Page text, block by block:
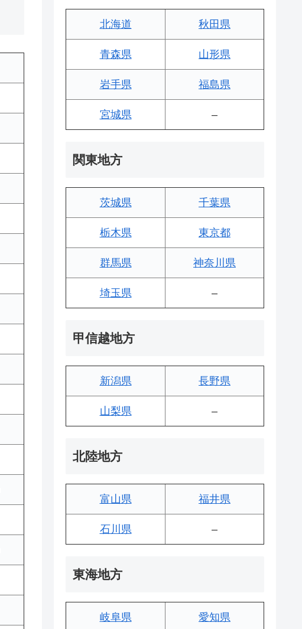
北海道 秋田県
青森県 山形県
岩手県 福島県
宮城県 –
関東地方
茨城県 千葉県
栃木県 東京都
群馬県 神奈川県
埼玉県 –
甲信越地方
新潟県 長野県
山梨県 –
北陸地方
富山県 福井県
石川県 –
東海地方
岐阜県 愛知県